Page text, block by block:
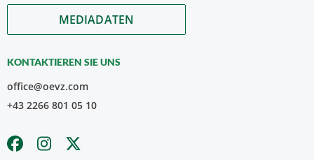
MEDIADATEN
KONTAKTIEREN SIE UNS
office@oevz.com
+43 2266 801 05 10